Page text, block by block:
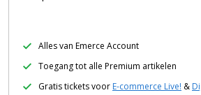
Alles van Emerce Account
Toegang tot alle Premium artikelen
Gratis tickets voor E-commerce Live! &